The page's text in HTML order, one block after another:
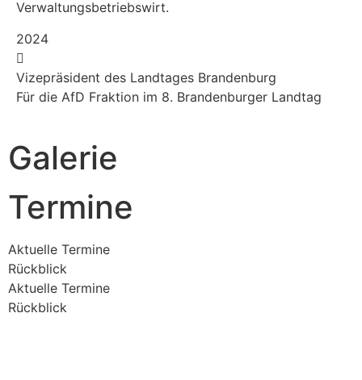
Verwaltungsbetriebswirt.
2024
Vizepräsident des Landtages Brandenburg
Für die AfD Fraktion im 8. Brandenburger Landtag
Galerie
Termine
Aktuelle Termine
Rückblick
Aktuelle Termine
Rückblick